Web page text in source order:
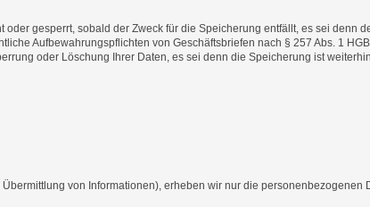
gesperrt, sobald der Zweck für die Speicherung entfällt, es sei denn
Aufbewahrungspflichten von Geschäftsbriefen nach § 257 Abs. 1
oder Löschung Ihrer Daten, es sei denn die Speicherung ist
von Informationen), erheben wir nur die personenbezogenen